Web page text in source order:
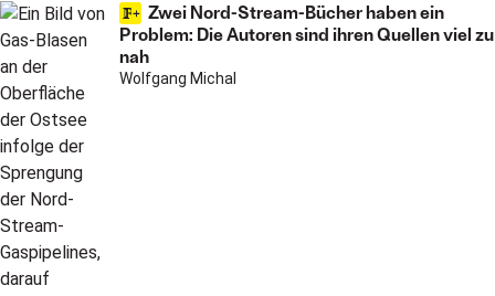
Zwei Nord-Stream-Bücher haben ein
Problem: Die Autoren sind ihren Quellen viel zu
nah
Wolfgang Michal